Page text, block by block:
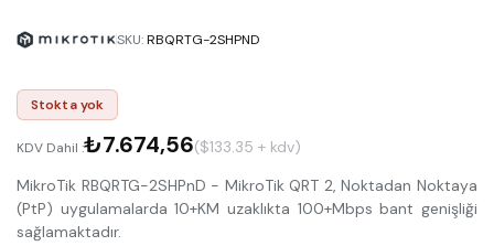
SKU:RBQRTG-2SHPND
Stokta yok
KDV Dahil :₺7.674,56($133.35 + kdv)
MikroTik RBQRTG-2SHPnD - MikroTik QRT 2, Noktadan Noktaya
(PtP) uygulamalarda 10+KM uzaklıkta 100+Mbps bant genişliği
sağlamaktadır.